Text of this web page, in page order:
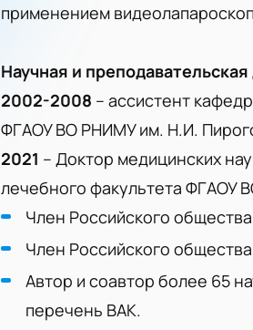
применением
Научная и
2002-2008 – ассистент
ФГАОУ ВО РНИМУ им. Н.И.
2021 – Доктор медицинских
лечебного факультета ФГАОУ
Член Российского
Член Российского
Автор и соавтор более 65
перечень ВАК.